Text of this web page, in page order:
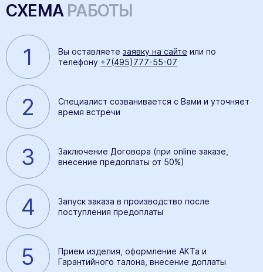
СХЕМАРАБОТЫ
1 Вы оставляете заявку на сайте или по
телефону +7(495)777-55-07
2
Специалист созванивается с Вами и уточняет
время встречи
3
Заключение Договора (при online заказе,
внесение предоплаты от 50%)
4
Запуск заказа в производство после
поступления предоплаты
5
Прием изделия, оформление АКТа и
Гарантийного талона, внесение доплаты